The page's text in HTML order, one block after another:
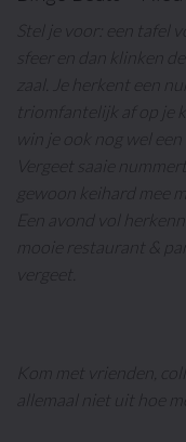
Stel je voor: een tafel
sfeer en dan klinken
zaal. Je herkent een
triomfantelijk af op je
win je ook nog wel een
Vergeet saaie
gewoon keihard mee
Een avond vol
mooie restaurant &
Kom met vrienden,
allemaal niet uit hoe